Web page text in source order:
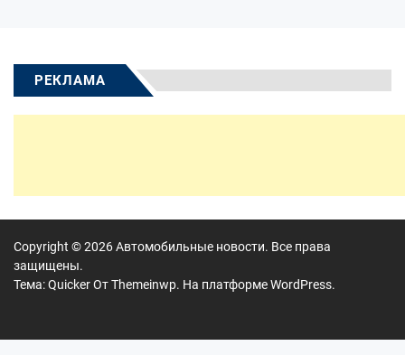
РЕКЛАМА
Copyright © 2026Автомобильные новости. Все права
защищены.
Тема: Quicker ОтThemeinwp. На платформеWordPress.